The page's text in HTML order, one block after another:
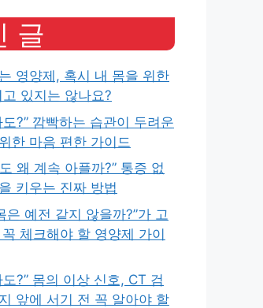
글
영양제, 혹시 내 몸을 위한
고 있지는 않나요?
도?” 깜빡하는 습관이 두려운
한 마음 편한 가이드
왜 계속 아플까?” 통증 없
키우는 진짜 방법
은 예전 같지 않을까?”가 고
체크해야 할 영양제 가이
도?” 몸의 이상 신호, CT 검
앞에 서기 전 꼭 알아야 할